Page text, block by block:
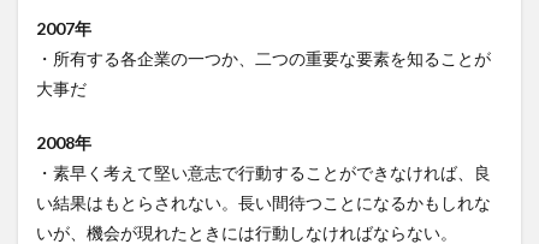
2007年
・所有する各企業の一つか、二つの重要な要素を知ることが
大事だ
2008年
・素早く考えて堅い意志で行動することができなければ、良
い結果はもとらされない。長い間待つことになるかもしれな
いが、機会が現れたときには行動しなければならない。